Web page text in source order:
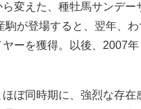
変えた、種牡馬サンデー
駒が登場すると、翌年、
ヤーを獲得。以後、2007
ぼ同時期に、強烈な存在